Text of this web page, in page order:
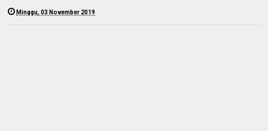
Minggu, 03 November 2019